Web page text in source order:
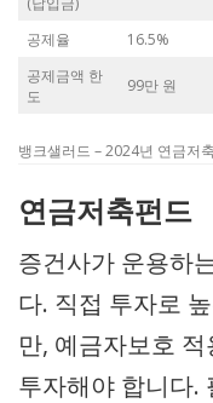
공제율 16.5%
공제금액 한
도
99만 원
뱅크샐러드 – 2024년 연금저
연금저축펀드
증건사가 운용하
다. 직접 투자로
만, 예금자보호
투자해야 합니다.